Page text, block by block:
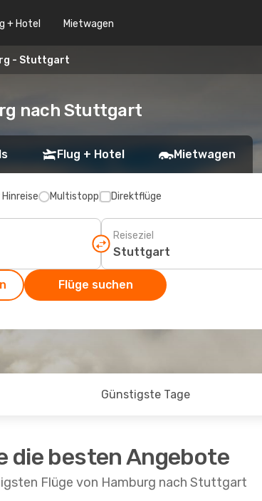
+ Hotel Mietwagen
- Stuttgart
nach Stuttgart
Flug + Hotel Mietwagen
Hinreise Multistopp Direktflüge
Reiseziel
Flüge suchen
Günstigste Tage
die besten Angebote
Flüge von Hamburg nach Stuttgart